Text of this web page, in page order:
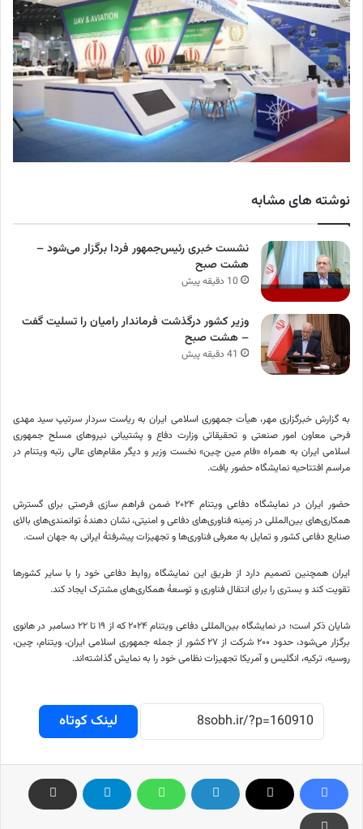
نوشته های مشابه
نشست خبری رئیس‌جمهور فردا برگزار می‌شود –
هشت صبح
10 دقیقه پیش
وزیر کشور درگذشت فرماندار رامیان را تسلیت گفت
– هشت صبح
41 دقیقه پیش
به گزارش خبرگزاری مهر، هیأت جمهوری اسلامی ایران به ریاست سردار سرتیپ سید مهدی
فرحی معاون امور صنعتی و تحقیقاتی وزارت دفاع و پشتیبانی نیروهای مسلح جمهوری
اسلامی ایران به همراه «فام مین چین» نخست وزیر و دیگر مقام‌های عالی رتبه ویتنام در
مراسم افتتاحیه نمایشگاه حضور یافت.
حضور ایران در نمایشگاه دفاعی ویتنام
ضمن فراهم سازی فرصتی برای گسترش
همکاری‌های بین‌المللی در زمینه فناوری‌های دفاعی و امنیتی، نشان دهندۀ توانمندی‌های بالای
صنایع دفاعی کشور و تمایل به معرفی فناوری‌ها و تجهیزات پیشرفتۀ ایرانی به جهان است.
ایران همچنین تصمیم دارد از طریق این نمایشگاه روابط دفاعی خود را با سایر کشورها
تقویت کند و بستری را برای انتقال فناوری و توسعۀ همکاری‌های مشترک ایجاد کند.
شایان ذکر است؛ در نمایشگاه بین‌المللی دفاعی ویتنام۲۰۲۴
که از ۱۹ تا ۲۲ دسامبر در هانوی
برگزار می‌شود، حدود ۲۰۰ شرکت از ۲۷ کشور از جمله جمهوری اسلامی ایران، ویتنام، چین،
روسیه، ترکیه، انگلیس و آمریکا تجهیزات نظامی خود را به نمایش گذاشته‌اند.
لینک کوتاه